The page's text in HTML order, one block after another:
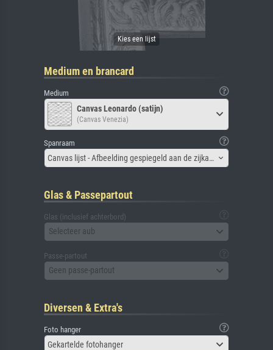
Medium en brancard
Medium
Canvas Leonardo (satijn)
(Canvas Venezia)
Spanraam
Canvas lijst - Afbeelding gespiegeld aan de zijkant
Glas & Passepartout
Glas (inclusief achterbord)
Selecteer aub
Passe-partout
Geen passe-partout
Diversen & Extra's
Foto hanger
Gekartelde fotohanger